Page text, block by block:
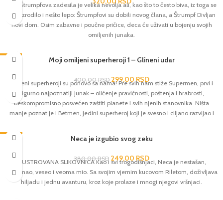
Selo Štrumpfova zadesila je velika nevolja ali, kao što to često biva, iz toga se
ipak izrodilo i nešto lepo: Štrumpfovi su dobili novog člana, a Štrumpf Divljan
novi dom. Osim zabavne i poučne pričice, deca će uživati u bojenju svojih
omiljenih junaka.
-25% Moji omiljeni superheroji 1 – Glineni udar
400,00RSD 299,00RSD
Čuveni superheroji su ponovo sa nama! Pre svih nam stiže Supermen, prvi i
sigurno najpoznatiji junak – oličenje pravičnosti, poštenja i hrabrosti,
beskompromisno posvećen zaštiti planete i svih njenih stanovnika. Ništa
manje poznat je i Betmen, jedini superheroj koji je svesno i ciljano razvijao i
večitoj borbi protiv zla pridružiće im se i junaci kao što su Zelena svetiljka,
Čudesna žena, Akvamen, Fleš, Žena-mačka i članovi prestižne Lige
pravednika… Uživajte! Broj strana: 42 Format: 20 × 27 Povez: Tvrdi Pismo:
Ćirilica
-34% Neca je izgubio svog zeku
380,00RSD 249,00 RSD
ILUSTROVANA SLIKOVNICA Kao i svi trogodišnjaci, Neca je nestašan,
radoznao, veseo i veoma mio. Sa svojim vjernim kucovom Riletom, doživljava
hiljadu i jednu avanturu, kroz koje prolaze i mnogi njegovi vršnjaci.